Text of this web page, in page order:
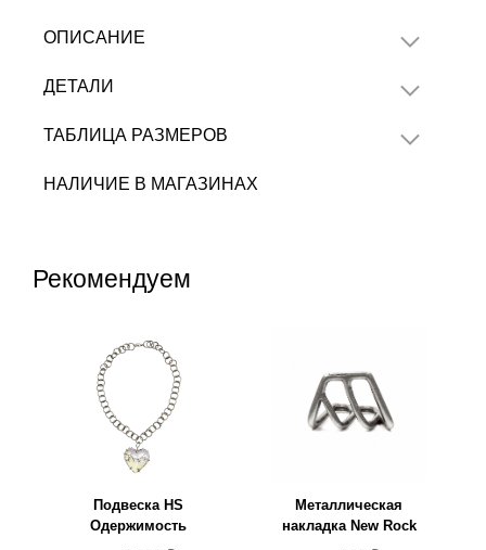
ОПИСАНИЕ
ДЕТАЛИ
ТАБЛИЦА РАЗМЕРОВ
НАЛИЧИЕ В МАГАЗИНАХ
Рекомендуем
Подвеска HS
Одержимость
Металлическая
накладка New Rock